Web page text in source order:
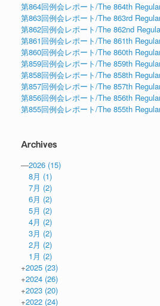
第864回例会レポート/The 864th
第863回例会レポート/The 863rd
第862回例会レポート/The 862nd
第861回例会レポート/The 861th
第860回例会レポート/The 860th
第859回例会レポート/The 859th
第858回例会レポート/The 858th
第857回例会レポート/The 857th
第856回例会レポート/The 856th
第855回例会レポート/The 855th
Archives
—2026 (15)
8月 (1)
7月 (2)
6月 (2)
5月 (2)
4月 (2)
3月 (2)
2月 (2)
1月 (2)
+2025 (23)
+2024 (26)
+2023 (20)
+2022 (24)